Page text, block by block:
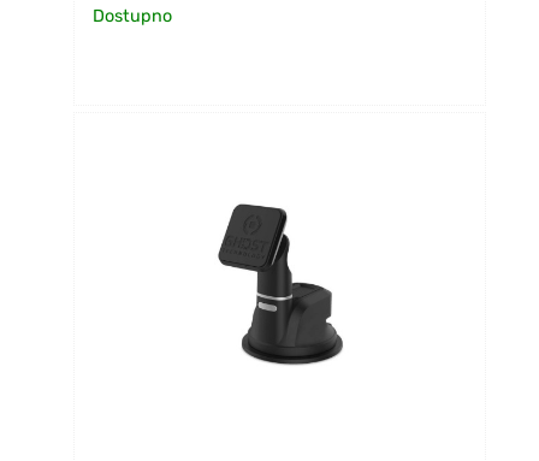
Dostupno